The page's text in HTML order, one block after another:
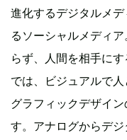
進化するデジタルメ
るソーシャルメディ
らず、人間を相手に
では、ビジュアルで
グラフィックデザイ
す。アナログからデ